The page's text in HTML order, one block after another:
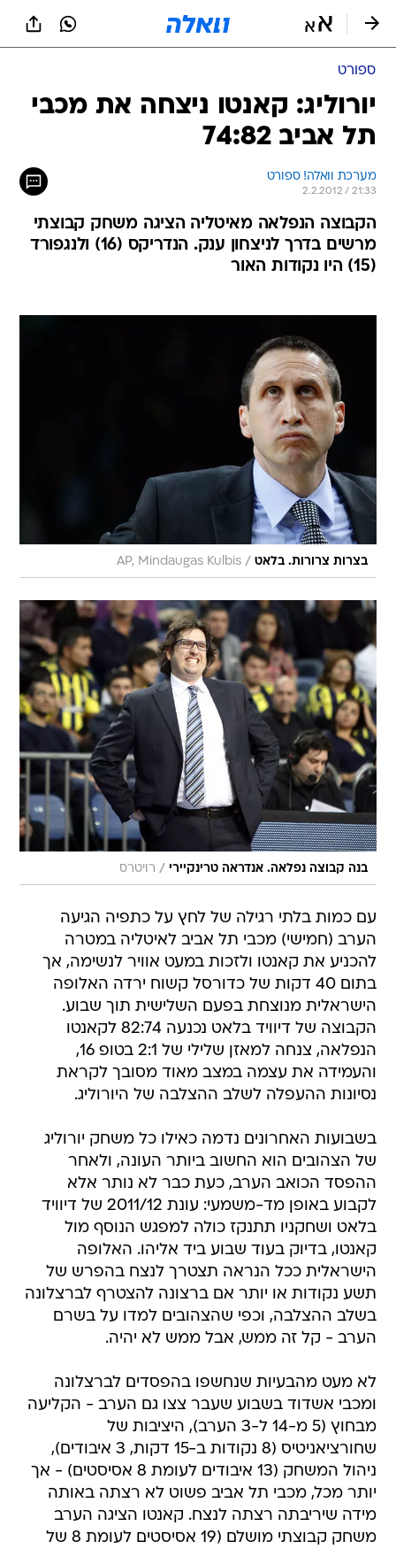
ספורט
יורוליג: קאנטו ניצחה את מכבי
תל אביב 74:82
מערכת וואלה! ספורט
2.2.2012 / 21:33
הקבוצה הנפלאה מאיטליה הציגה משחק קבוצתי
מרשים בדרך לניצחון ענק. הנדריקס (16) ולנגפורד
(15) היו נקודות האור
בצרות צרורות. בלאט /
AP, Mindaugas Kulbis
בנה קבוצה נפלאה. אנדראה טרינקיירי / רויטרס
עם כמות בלתי רגילה של לחץ על כתפיה הגיעה
הערב (חמישי) מכבי תל אביב לאיטליה במטרה
להכניע את קאנטו ולזכות במעט אוויר לנשימה, אך
בתום 40 דקות של כדורסל קשוח ירדה האלופה
הישראלית מנוצחת בפעם השלישית תוך שבוע.
הקבוצה של דיוויד בלאט נכנעה 82:74 לקאנטו
הנפלאה, צנחה למאזן שלילי של 2:1 בטופ 16,
והעמידה את עצמה במצב מאוד מסובך לקראת
נסיונות ההעפלה לשלב ההצלבה של היורוליג.
בשבועות האחרונים נדמה כאילו כל משחק יורוליג
של הצהובים הוא החשוב ביותר העונה, ולאחר
ההפסד הכואב הערב, כעת כבר לא נותר אלא
לקבוע באופן מד-משמעי: עונת 2011/12 של דיוויד
בלאט ושחקניו תתנקז כולה למפגש הנוסף מול
קאנטו, בדיוק בעוד שבוע ביד אליהו. האלופה
הישראלית ככל הנראה תצטרך לנצח בהפרש של
תשע נקודות או יותר אם ברצונה להצטרף לברצלונה
בשלב ההצלבה, וכפי שהצהובים למדו על בשרם
הערב - קל זה ממש, אבל ממש לא יהיה.
לא מעט מהבעיות שנחשפו בהפסדים לברצלונה
ומכבי אשדוד בשבוע שעבר צצו גם הערב - הקליעה
מבחוץ (5 מ-14 ל-3 הערב), היציבות של
שחורציאניטיס (8 נקודות ב-15 דקות, 3 איבודים),
ניהול המשחק (13 איבודים לעומת 8 אסיסטים) - אך
יותר מכל, מכבי תל אביב פשוט לא רצתה באותה
מידה שיריבתה רצתה לנצח. קאנטו הציגה הערב
משחק קבוצתי מושלם (19 אסיסטים לעומת 8 של